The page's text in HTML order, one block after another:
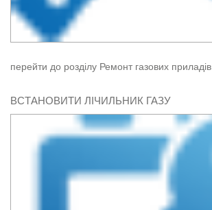
перейти до розділу ремонт газових приладів
ВСТАНОВИТИ ЛІЧИЛЬНИК ГАЗУ